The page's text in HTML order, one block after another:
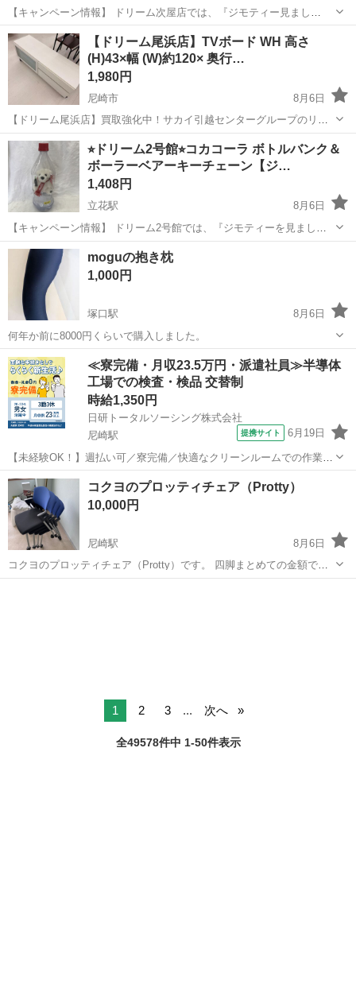
【キャンペーン情報】 ドリーム次屋店では、『ジモティー見まし
た！』とレジでこの画面を提示していただくと、ジモティー限定価格
（掲載価格から7%OFF）にてご購入いただけます！ ※ご自身でお持
ち帰りの場合は更に5%OFFの合計1...
兵庫 尼崎市 塚口駅 収納家具 ドリーム
【ドリーム尾浜店】TVボード WH 高さ
(H)43×幅 (W)約120× 奥行…
1,980円
尼崎市
8月6日
【ドリーム尾浜店】買取強化中！サカイ引越センターグループのリサ
イクルショップです！ 店頭ご購入の際に「ジモティを見た」と言って
いただくとジモティ限定価格（掲載価格の7%OFF）でご購入が可能で
す。 ぜひ店頭にてスタッ...
兵庫 尼崎市 収納家具 ドリーム
⭐︎ドリーム2号館⭐︎コカコーラ ボトルバンク＆
ボーラーベアーキーチェーン【ジ…
1,408円
立花駅
8月6日
【キャンペーン情報】 ドリーム2号館では、『ジモティーを見まし
た！』とお伝えいただくと、こちらの掲載商品をジモティー限定価格
（掲載価格の3%OFF）にてご購入いただけます！ お会計時にこちら
の商品画面をご提示くださいませ(*...
兵庫 尼崎市 インテリア雑貨/小物
moguの抱き枕
1,000円
塚口駅
8月6日
何年か前に8000円くらいで購入しました。
兵庫 尼崎市 塚口駅 寝具
≪寮完備・月収23.5万円・派遣社員≫半導体
工場での検査・検品 交替制
時給1,350円
日研トータルソーシング株式会社
尼崎駅
提携サイト 6月19日
【未経験OK！】週払い可／寮完備／快適なクリーンルームでの作業♪
半導体検査部品の製造に伴う機械オペレーター・検査《お仕事
No.8A1265》 お仕事について 半導体検査部品の製造に伴う各種作業
（機械オペレーター、製品の目視...
兵庫 尼崎市 尼崎駅 その他
コクヨのプロッティチェア（Protty）
10,000円
尼崎駅
8月6日
コクヨのプロッティチェア（Protty）です。 四脚まとめての金額で
す。 スタッキング可能なキャスター付きのミーティングチェアで、ブ
1 2 3 ... 次へ
全49578件中 1-50件表示